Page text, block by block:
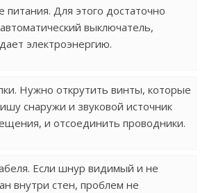
питания. Для этого достаточно
выключатель,
электроэнергию.
Нужно открутить винты, которые
снаружи и звуковой источник
и отсоединить проводники.
Если шнур видимый и не
внутри стен, проблем не